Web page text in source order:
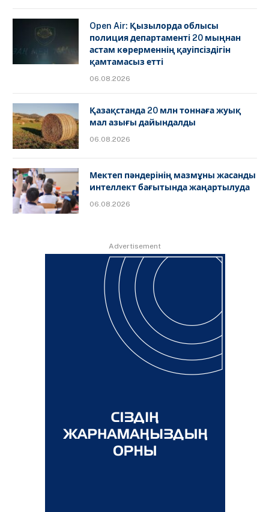
Open Air: Қызылорда облысы
полиция департаменті 20 мыңнан
астам көрерменнің қауіпсіздігін
қамтамасыз етті
06.08.2026
Қазақстанда 20 млн тоннаға жуық
мал азығы дайындалды
06.08.2026
Мектеп пәндерінің мазмұны жасанды
интеллект бағытында жаңартылуда
06.08.2026
Advertisement